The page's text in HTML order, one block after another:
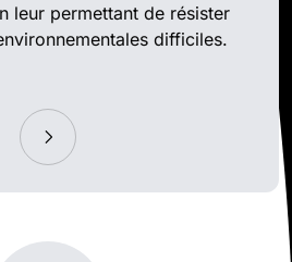
leur permettant de résister
difficiles.